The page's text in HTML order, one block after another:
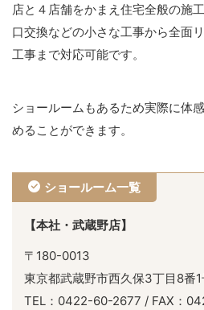
店と４店舗をかまえ住宅全般の施
口交換などの小さな工事から全面
工事まで対応可能です。
ショールームもあるため実際に体
めることができます。
ショールーム一覧
【本社・武蔵野店】
〒180-0013
東京都武蔵野市西久保3丁目8番
TEL：0422-60-2677 / FAX：